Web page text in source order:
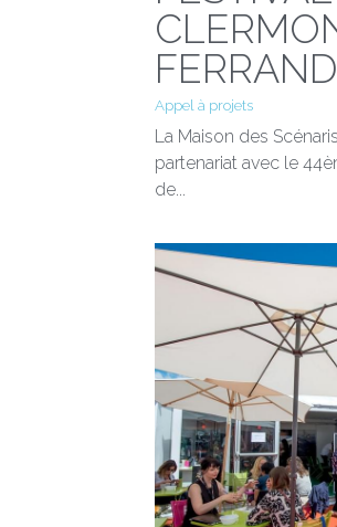
Appel à projets
La Maison des
partenariat avec le
de...